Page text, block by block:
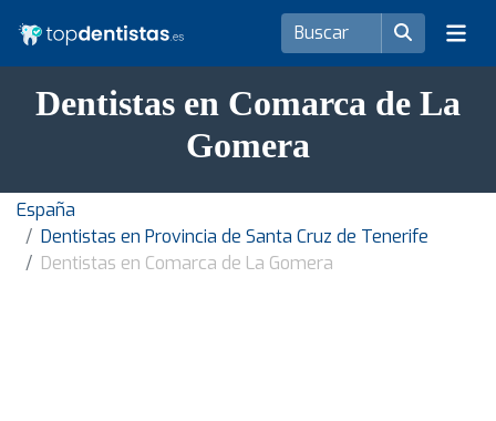
Dentistas en Comarca de La
Gomera
España
Dentistas en Provincia de Santa Cruz de Tenerife
Dentistas en Comarca de La Gomera